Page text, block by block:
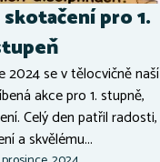
pro 1.
2024 se v tělocvičně naší
akce pro 1. stupně,
Celý den patřil radosti,
a skvělému...